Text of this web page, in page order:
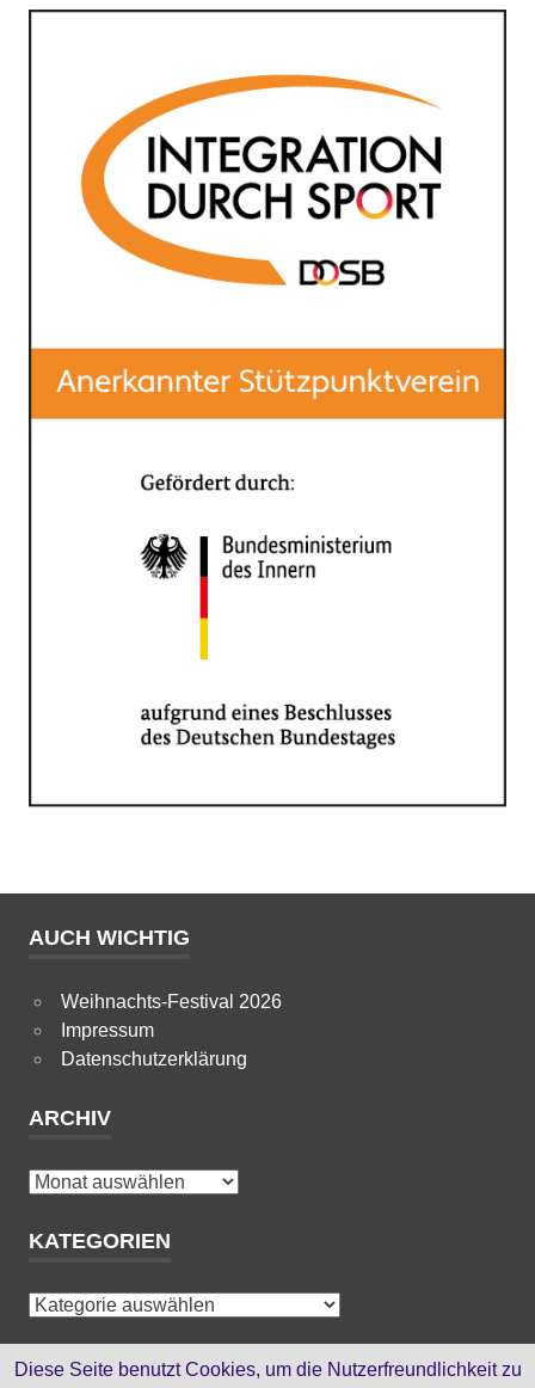
AUCH WICHTIG
Weihnachts-Festival 2026
Impressum
Datenschutzerklärung
ARCHIV
Archiv
KATEGORIEN
Kategorien
HTML-SEITEN
Diese Seite benutzt Cookies, um die Nutzerfreundlichkeit zu